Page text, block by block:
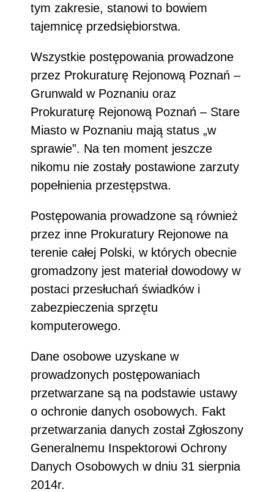
tym zakresie, stanowi to bowiem
tajemnicę przedsiębiorstwa.
Wszystkie postępowania prowadzone
przez Prokuraturę Rejonową Poznań –
Grunwald w Poznaniu oraz
Prokuraturę Rejonową Poznań – Stare
Miasto w Poznaniu mają status „w
sprawie”. Na ten moment jeszcze
nikomu nie zostały postawione zarzuty
popełnienia przestępstwa.
Postępowania prowadzone są również
przez inne Prokuratury Rejonowe na
terenie całej Polski, w których obecnie
gromadzony jest materiał dowodowy w
postaci przesłuchań świadków i
zabezpieczenia sprzętu
komputerowego.
Dane osobowe uzyskane w
prowadzonych postępowaniach
przetwarzane są na podstawie ustawy
o ochronie danych osobowych. Fakt
przetwarzania danych został Zgłoszony
Generalnemu Inspektorowi Ochrony
Danych Osobowych w dniu 31 sierpnia
2014r.